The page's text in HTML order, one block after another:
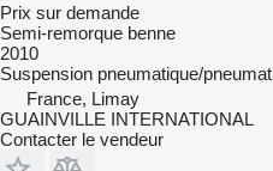
Prix sur demande
Semi-remorque benne
2010
Suspension pneumatique/
France, Limay
GUAINVILLE INTERNATIONAL
Contacter le vendeur